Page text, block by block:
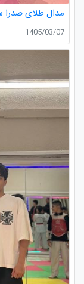
1405/03/07